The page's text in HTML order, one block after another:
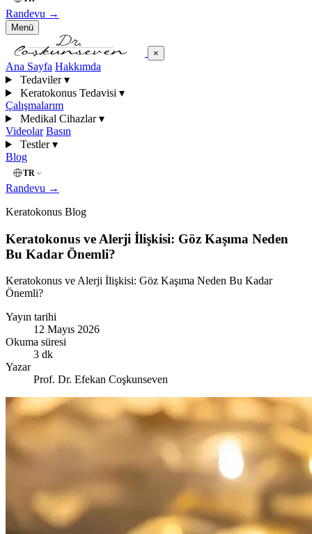
Randevu →
Menü
×
Ana Sayfa Hakkımda
Tedaviler ▾
Keratokonus Tedavisi ▾
Çalışmalarım
Medikal Cihazlar ▾
Videolar Basın
Testler ▾
Blog
TR
Randevu →
Keratokonus Blog
Keratokonus ve Alerji İlişkisi: Göz Kaşıma Neden
Bu Kadar Önemli?
Keratokonus ve Alerji İlişkisi: Göz Kaşıma Neden Bu Kadar
Önemli?
Yayın tarihi
12 Mayıs 2026
Okuma süresi
3 dk
Yazar
Prof. Dr. Efekan Coşkunseven